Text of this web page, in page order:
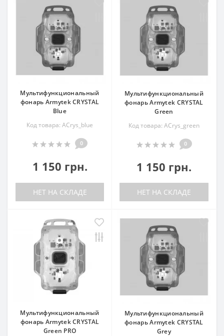
Мультифункциональный
фонарь Armytek CRYSTAL
Blue
Код товара: ACrys_blue
0
1 150 грн.
НЕТ НА СКЛАДЕ
Мультифункциональный
фонарь Armytek CRYSTAL
Green
Код товара: ACrys_green
0
1 150 грн.
НЕТ НА СКЛАДЕ
Мультифункциональный
фонарь Armytek CRYSTAL
Green PRO
Мультифункциональный
фонарь Armytek CRYSTAL
Grey